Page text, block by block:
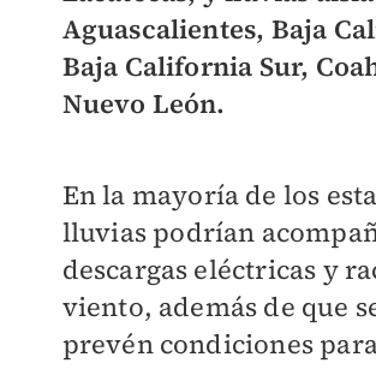
Aguascalientes, Baja
Baja California Sur,
Nuevo León.
En la mayoría de los
lluvias podrían
descargas eléctricas y
viento, además de que
prevén condiciones